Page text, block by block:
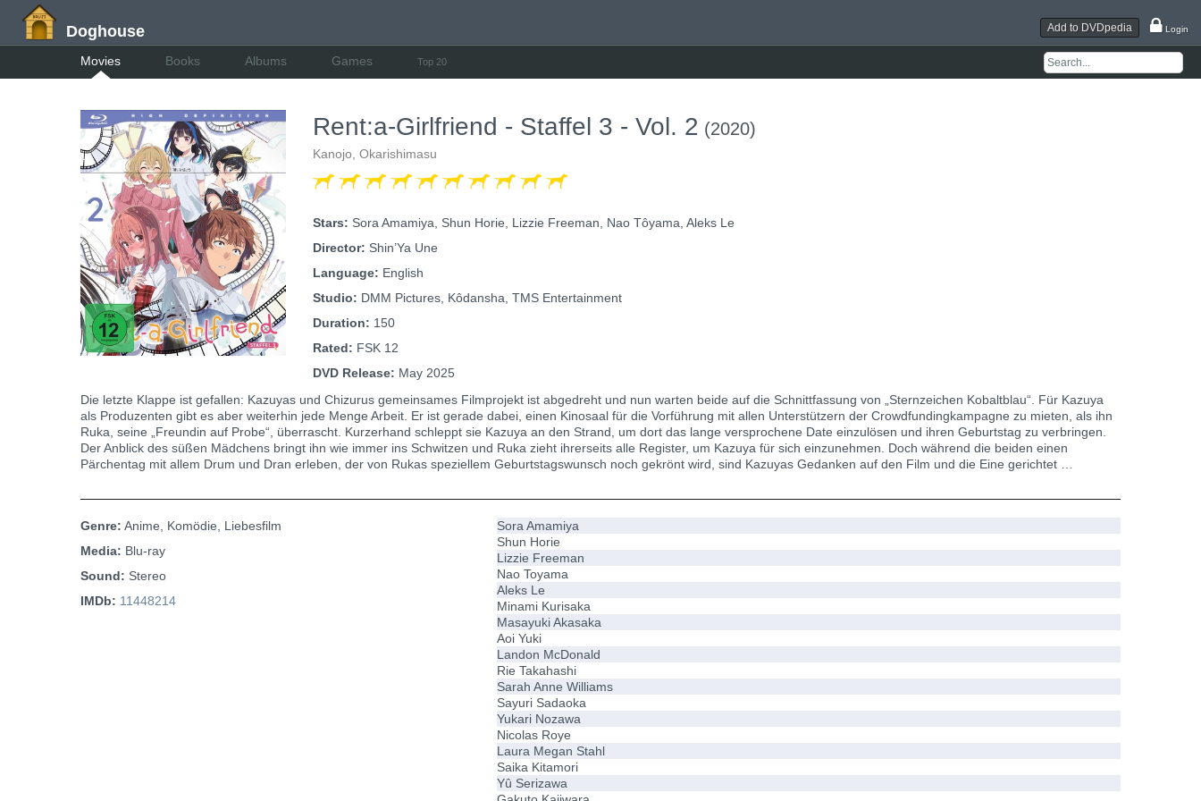
Doghouse Add to DVDpedia Login
Movies Books Albums Games Top 20
Rent:a-Girlfriend - Staffel 3 - Vol. 2 (2020)
Kanojo, Okarishimasu
Stars: Sora Amamiya, Shun Horie, Lizzie Freeman, Nao Tôyama, Aleks Le
Director: Shin’Ya Une
Language: English
Studio: DMM Pictures, Kôdansha, TMS Entertainment
Duration: 150
Rated: FSK 12
DVD Release: May 2025
Die letzte Klappe ist gefallen: Kazuyas und Chizurus gemeinsames Filmprojekt ist abgedreht und nun warten beide auf die Schnittfassung von „Sternzeichen Kobaltblau“. Für Kazuya
als Produzenten gibt es aber weiterhin jede Menge Arbeit. Er ist gerade dabei, einen Kinosaal für die Vorführung mit allen Unterstützern der Crowdfundingkampagne zu mieten, als ihn
Ruka, seine „Freundin auf Probe“, überrascht. Kurzerhand schleppt sie Kazuya an den Strand, um dort das lange versprochene Date einzulösen und ihren Geburtstag zu verbringen.
Der Anblick des süßen Mädchens bringt ihn wie immer ins Schwitzen und Ruka zieht ihrerseits alle Register, um Kazuya für sich einzunehmen. Doch während die beiden einen
Pärchentag mit allem Drum und Dran erleben, der von Rukas speziellem Geburtstagswunsch noch gekrönt wird, sind Kazuyas Gedanken auf den Film und die Eine gerichtet …
Sora Amamiya
Shun Horie
Lizzie Freeman
Nao Toyama
Aleks Le
Minami Kurisaka
Masayuki Akasaka
Aoi Yuki
Landon McDonald
Rie Takahashi
Sarah Anne Williams
Sayuri Sadaoka
Yukari Nozawa
Nicolas Roye
Laura Megan Stahl
Saika Kitamori
Yû Serizawa
Genre: Anime, Komödie, Liebesfilm
Media: Blu-ray
Sound: Stereo
IMDb: 11448214